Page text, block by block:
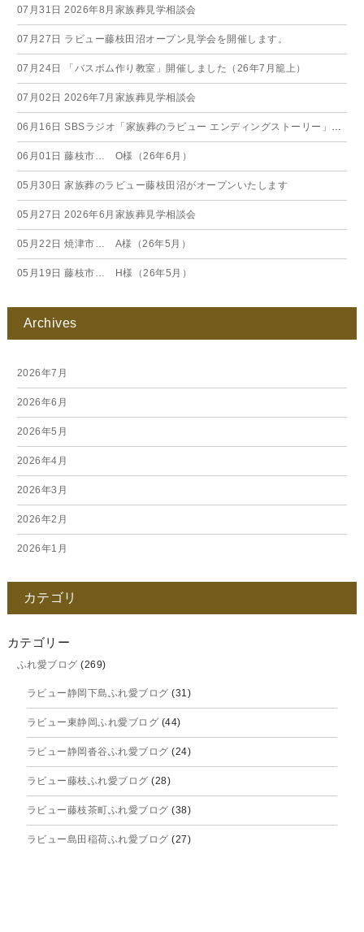
07月31日 2026年8月家族葬見学相談会
07月27日 ラビュー藤枝田沼オープン見学会を開催します。
07月24日 「バスボム作り教室」開催しました（26年7月籠上）
07月02日 2026年7月家族葬見学相談会
06月16日 SBSラジオ「家族葬のラビュー エンディングストーリー」に弊社スタッフが出演いたしました（26年6月）
06月01日 藤枝市… O様（26年6月）
05月30日 家族葬のラビュー藤枝田沼がオープンいたします
05月27日 2026年6月家族葬見学相談会
05月22日 焼津市… A様（26年5月）
05月19日 藤枝市… H様（26年5月）
Archives
2026年7月
2026年6月
2026年5月
2026年4月
2026年3月
2026年2月
2026年1月
2025年11月
2025年10月
2025年9月
2025年8月
2025年7月
2025年6月
2025年5月
2025年4月
2025年3月
カテゴリ
カテゴリー
ふれ愛ブログ (269)
ラビュー静岡下島ふれ愛ブログ (31)
ラビュー東静岡ふれ愛ブログ (44)
ラビュー静岡沓谷ふれ愛ブログ (24)
ラビュー藤枝ふれ愛ブログ (28)
ラビュー藤枝茶町ふれ愛ブログ (38)
ラビュー島田稲荷ふれ愛ブログ (27)